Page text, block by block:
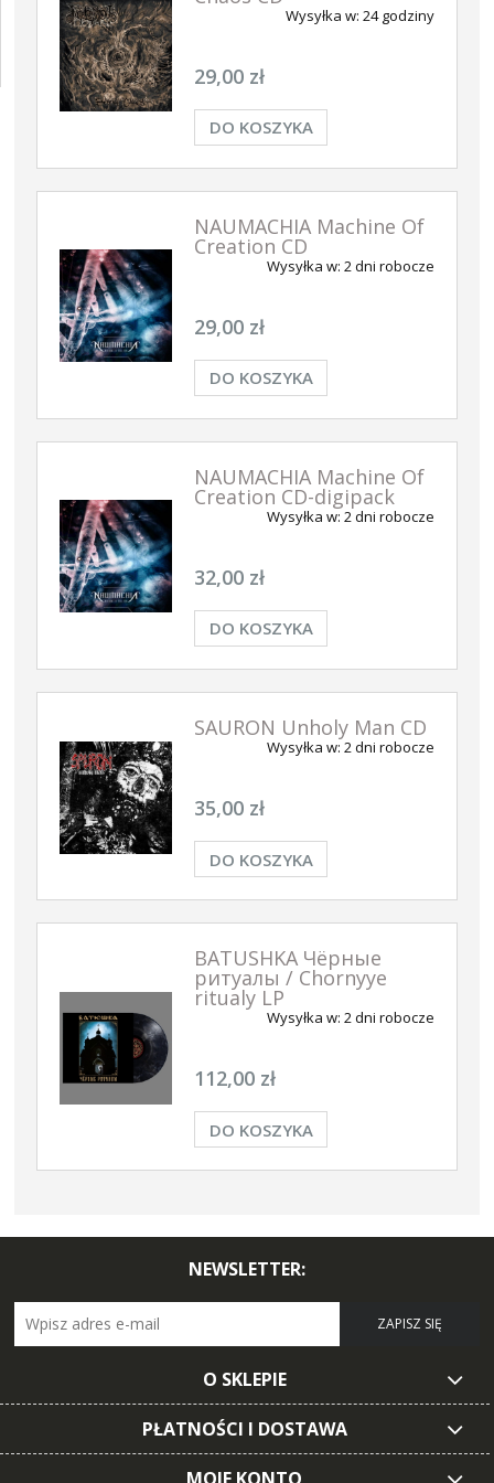
Wysyłka w: 24 godziny
29,00 zł
DO KOSZYKA
NAUMACHIA Machine Of
Creation CD
Wysyłka w: 2 dni robocze
29,00 zł
DO KOSZYKA
NAUMACHIA Machine Of
Creation CD-digipack
Wysyłka w: 2 dni robocze
32,00 zł
DO KOSZYKA
SAURON Unholy Man CD
Wysyłka w: 2 dni robocze
35,00 zł
DO KOSZYKA
BATUSHKA Чёрные
pитуалы / Chornyye
ritualy LP
Wysyłka w: 2 dni robocze
112,00 zł
DO KOSZYKA
NEWSLETTER:
ZAPISZ SIĘ
O SKLEPIE
PŁATNOŚCI I DOSTAWA